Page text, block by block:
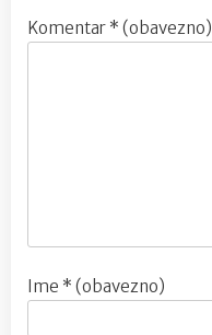
Komentar * (obavezno)
Ime * (obavezno)